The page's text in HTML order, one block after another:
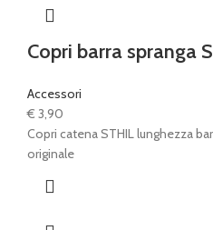
Copri barra spranga
Accessori
€ 3,90
Copri catena STHIL lunghezza
originale